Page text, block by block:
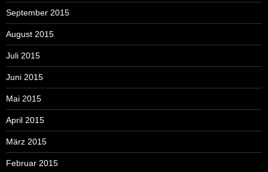
September 2015
August 2015
Juli 2015
Juni 2015
Mai 2015
April 2015
März 2015
Februar 2015